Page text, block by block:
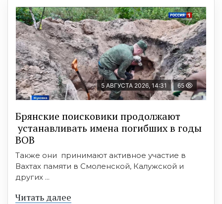
5 АВГУСТА 2026, 14:31 65
Брянские поисковики продолжают
устанавливать имена погибших в годы
ВОВ
Также они принимают активное участие в
Вахтах памяти в Смоленской, Калужской и
других ...
Читать далее